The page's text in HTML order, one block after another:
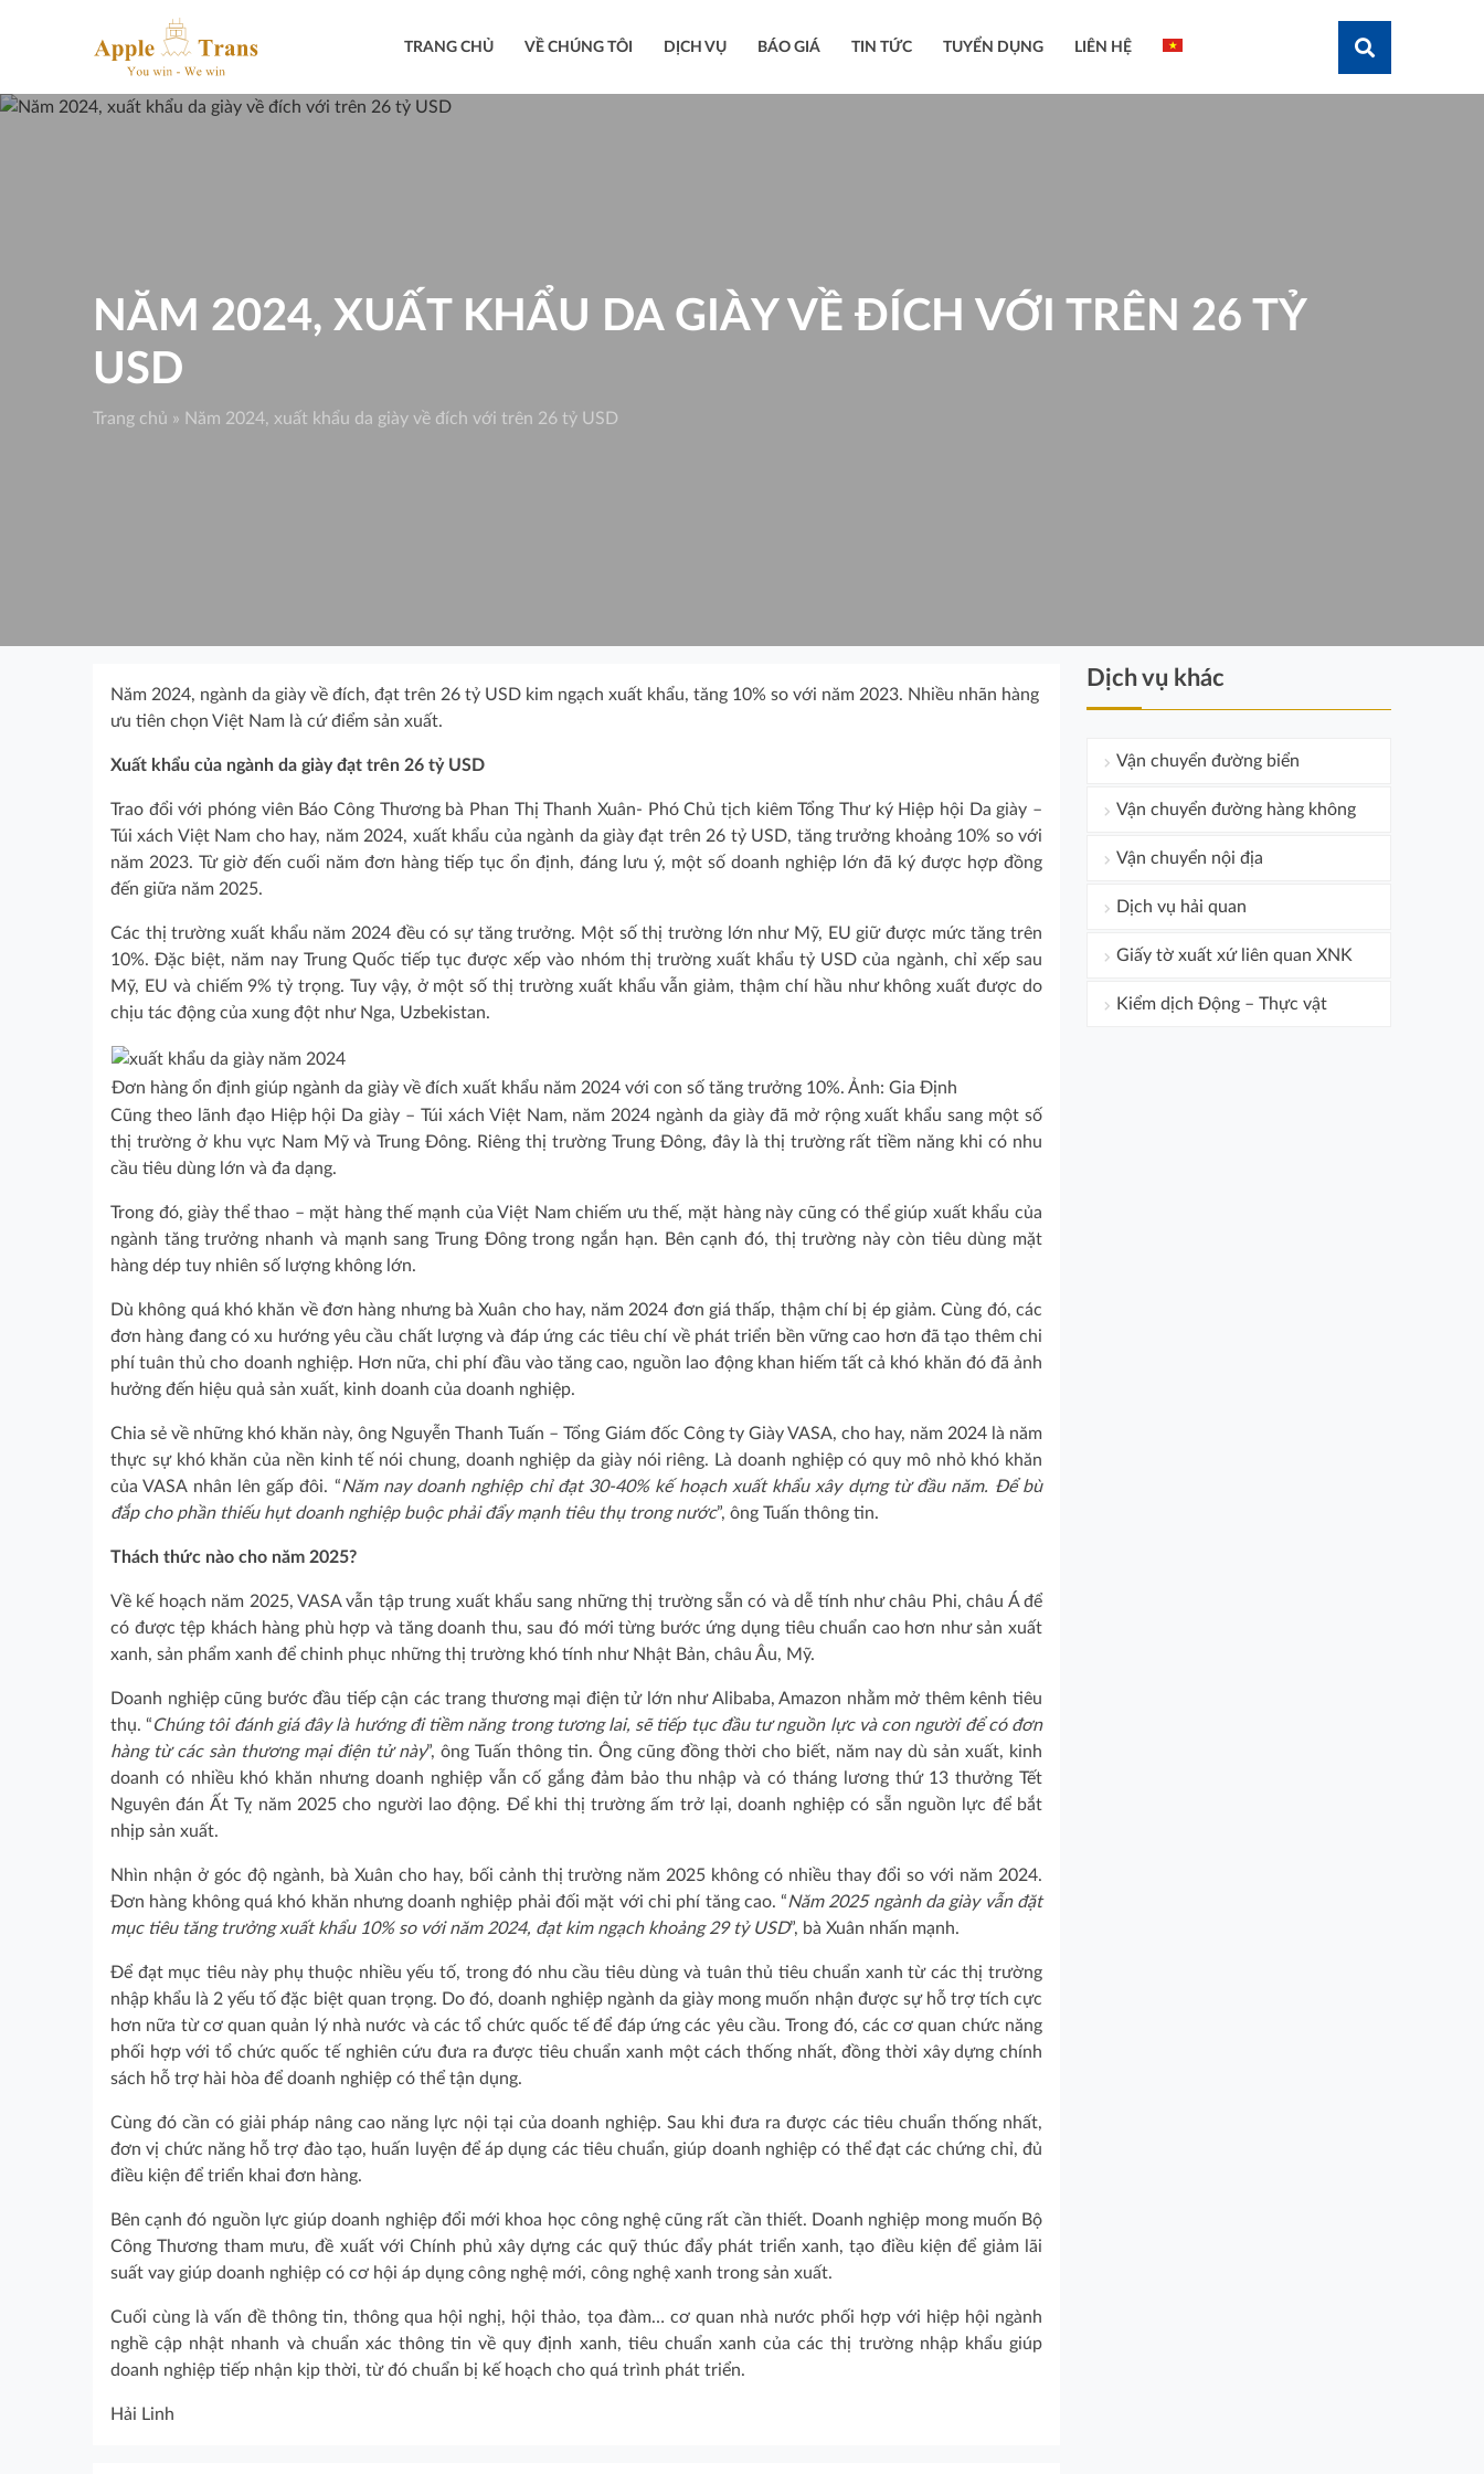
TRANG CHỦ VỀ CHÚNG TÔI DỊCH VỤ BÁO GIÁ TIN TỨC TUYỂN DỤNG LIÊN HỆ
NĂM 2024, XUẤT KHẨU DA GIÀY VỀ ĐÍCH VỚI TRÊN 26 TỶ
USD
Trang chủ » Năm 2024, xuất khẩu da giày về đích với trên 26 tỷ USD
Năm 2024, ngành da giày về đích, đạt trên 26 tỷ USD kim ngạch xuất khẩu, tăng 10% so với năm 2023. Nhiều nhãn hàng
ưu tiên chọn Việt Nam là cứ điểm sản xuất.
Xuất khẩu của ngành da giày đạt trên 26 tỷ USD
Trao đổi với phóng viên Báo Công Thương bà Phan Thị Thanh Xuân- Phó Chủ tịch kiêm Tổng Thư ký Hiệp hội Da giày –
Túi xách Việt Nam cho hay, năm 2024, xuất khẩu của ngành da giày đạt trên 26 tỷ USD, tăng trưởng khoảng 10% so với
năm 2023. Từ giờ đến cuối năm đơn hàng tiếp tục ổn định, đáng lưu ý, một số doanh nghiệp lớn đã ký được hợp đồng
đến giữa năm 2025.
Các thị trường xuất khẩu năm 2024 đều có sự tăng trưởng. Một số thị trường lớn như Mỹ, EU giữ được mức tăng trên
10%. Đặc biệt, năm nay Trung Quốc tiếp tục được xếp vào nhóm thị trường xuất khẩu tỷ USD của ngành, chỉ xếp sau
Mỹ, EU và chiếm 9% tỷ trọng. Tuy vậy, ở một số thị trường xuất khẩu vẫn giảm, thậm chí hầu như không xuất được do
chịu tác động của xung đột như Nga, Uzbekistan.
Đơn hàng ổn định giúp ngành da giày về đích xuất khẩu năm 2024 với con số tăng trưởng 10%. Ảnh: Gia Định
Cũng theo lãnh đạo Hiệp hội Da giày – Túi xách Việt Nam, năm 2024 ngành da giày đã mở rộng xuất khẩu sang một số
thị trường ở khu vực Nam Mỹ và Trung Đông. Riêng thị trường Trung Đông, đây là thị trường rất tiềm năng khi có nhu
cầu tiêu dùng lớn và đa dạng.
Trong đó, giày thể thao – mặt hàng thế mạnh của Việt Nam chiếm ưu thế, mặt hàng này cũng có thể giúp xuất khẩu của
ngành tăng trưởng nhanh và mạnh sang Trung Đông trong ngắn hạn. Bên cạnh đó, thị trường này còn tiêu dùng mặt
hàng dép tuy nhiên số lượng không lớn.
Dù không quá khó khăn về đơn hàng nhưng bà Xuân cho hay, năm 2024 đơn giá thấp, thậm chí bị ép giảm. Cùng đó, các
đơn hàng đang có xu hướng yêu cầu chất lượng và đáp ứng các tiêu chí về phát triển bền vững cao hơn đã tạo thêm chi
phí tuân thủ cho doanh nghiệp. Hơn nữa, chi phí đầu vào tăng cao, nguồn lao động khan hiếm tất cả khó khăn đó đã ảnh
hưởng đến hiệu quả sản xuất, kinh doanh của doanh nghiệp.
Chia sẻ về những khó khăn này, ông Nguyễn Thanh Tuấn – Tổng Giám đốc Công ty Giày VASA, cho hay, năm 2024 là năm
thực sự khó khăn của nền kinh tế nói chung, doanh nghiệp da giày nói riêng. Là doanh nghiệp có quy mô nhỏ khó khăn
của VASA nhân lên gấp đôi. “Năm nay doanh nghiệp chỉ đạt 30-40% kế hoạch xuất khẩu xây dựng từ đầu năm. Để bù
đắp cho phần thiếu hụt doanh nghiệp buộc phải đẩy mạnh tiêu thụ trong nước”, ông Tuấn thông tin.
Thách thức nào cho năm 2025?
Về kế hoạch năm 2025, VASA vẫn tập trung xuất khẩu sang những thị trường sẵn có và dễ tính như châu Phi, châu Á để
có được tệp khách hàng phù hợp và tăng doanh thu, sau đó mới từng bước ứng dụng tiêu chuẩn cao hơn như sản xuất
xanh, sản phẩm xanh để chinh phục những thị trường khó tính như Nhật Bản, châu Âu, Mỹ.
Doanh nghiệp cũng bước đầu tiếp cận các trang thương mại điện tử lớn như Alibaba, Amazon nhằm mở thêm kênh tiêu
thụ. “Chúng tôi đánh giá đây là hướng đi tiềm năng trong tương lai, sẽ tiếp tục đầu tư nguồn lực và con người để có đơn
hàng từ các sàn thương mại điện tử này”, ông Tuấn thông tin. Ông cũng đồng thời cho biết, năm nay dù sản xuất, kinh
doanh có nhiều khó khăn nhưng doanh nghiệp vẫn cố gắng đảm bảo thu nhập và có tháng lương thứ 13 thưởng Tết
Nguyên đán Ất Tỵ năm 2025 cho người lao động. Để khi thị trường ấm trở lại, doanh nghiệp có sẵn nguồn lực để bắt
nhịp sản xuất.
Nhìn nhận ở góc độ ngành, bà Xuân cho hay, bối cảnh thị trường năm 2025 không có nhiều thay đổi so với năm 2024.
Đơn hàng không quá khó khăn nhưng doanh nghiệp phải đối mặt với chi phí tăng cao. “Năm 2025 ngành da giày vẫn đặt
mục tiêu tăng trưởng xuất khẩu 10% so với năm 2024, đạt kim ngạch khoảng 29 tỷ USD”, bà Xuân nhấn mạnh.
Để đạt mục tiêu này phụ thuộc nhiều yếu tố, trong đó nhu cầu tiêu dùng và tuân thủ tiêu chuẩn xanh từ các thị trường
nhập khẩu là 2 yếu tố đặc biệt quan trọng. Do đó, doanh nghiệp ngành da giày mong muốn nhận được sự hỗ trợ tích cực
hơn nữa từ cơ quan quản lý nhà nước và các tổ chức quốc tế để đáp ứng các yêu cầu. Trong đó, các cơ quan chức năng
phối hợp với tổ chức quốc tế nghiên cứu đưa ra được tiêu chuẩn xanh một cách thống nhất, đồng thời xây dựng chính
sách hỗ trợ hài hòa để doanh nghiệp có thể tận dụng.
Cùng đó cần có giải pháp nâng cao năng lực nội tại của doanh nghiệp. Sau khi đưa ra được các tiêu chuẩn thống nhất,
đơn vị chức năng hỗ trợ đào tạo, huấn luyện để áp dụng các tiêu chuẩn, giúp doanh nghiệp có thể đạt các chứng chỉ, đủ
điều kiện để triển khai đơn hàng.
Bên cạnh đó nguồn lực giúp doanh nghiệp đổi mới khoa học công nghệ cũng rất cần thiết. Doanh nghiệp mong muốn Bộ
Công Thương tham mưu, đề xuất với Chính phủ xây dựng các quỹ thúc đẩy phát triển xanh, tạo điều kiện để giảm lãi
suất vay giúp doanh nghiệp có cơ hội áp dụng công nghệ mới, công nghệ xanh trong sản xuất.
Cuối cùng là vấn đề thông tin, thông qua hội nghị, hội thảo, tọa đàm… cơ quan nhà nước phối hợp với hiệp hội ngành
nghề cập nhật nhanh và chuẩn xác thông tin về quy định xanh, tiêu chuẩn xanh của các thị trường nhập khẩu giúp
doanh nghiệp tiếp nhận kịp thời, từ đó chuẩn bị kế hoạch cho quá trình phát triển.
Hải Linh
Dịch vụ khác
Vận chuyển đường biển
Vận chuyển đường hàng không
Vận chuyển nội địa
Dịch vụ hải quan
Giấy tờ xuất xứ liên quan XNK
Kiểm dịch Động – Thực vật